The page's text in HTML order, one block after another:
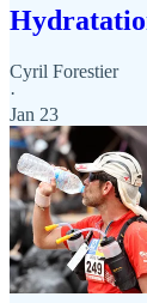
Cyril Forestier
·
Jan 23